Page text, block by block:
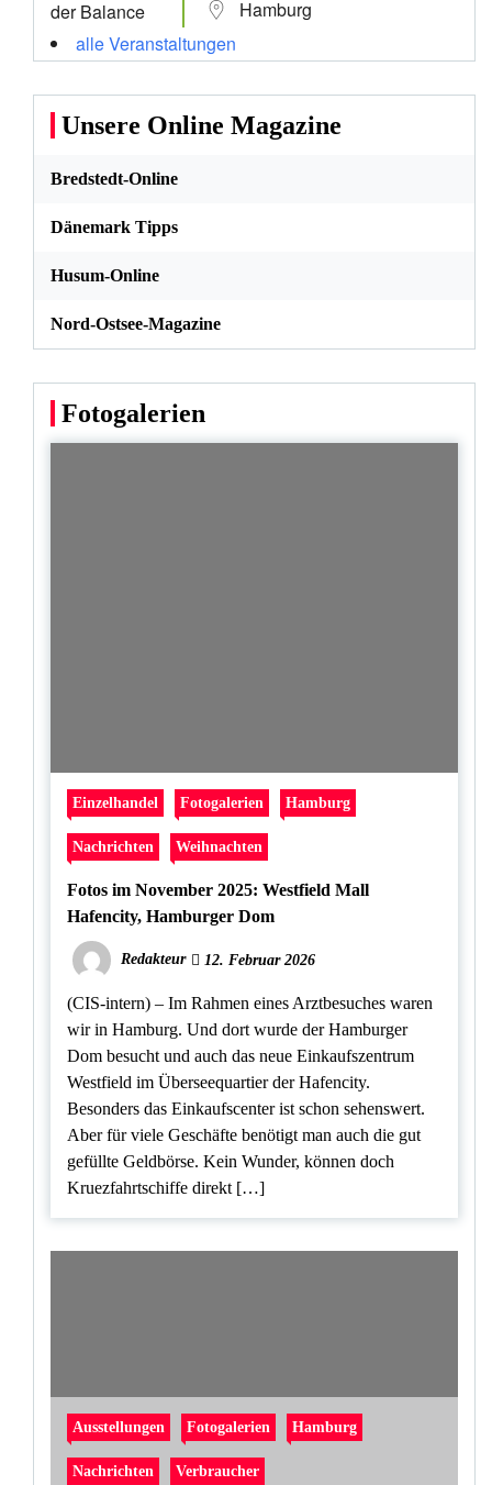
Hamburg
alle Veranstaltungen
Unsere Online Magazine
Bredstedt-Online
Dänemark Tipps
Husum-Online
Nord-Ostsee-Magazine
Fotogalerien
Einzelhandel Fotogalerien Hamburg
Nachrichten Weihnachten
Fotos im November 2025: Westfield Mall
Hafencity, Hamburger Dom
Redakteur 12. Februar 2026
(CIS-intern) – Im Rahmen eines Arztbesuches waren
wir in Hamburg. Und dort wurde der Hamburger
Dom besucht und auch das neue Einkaufszentrum
Westfield im Überseequartier der Hafencity.
Besonders das Einkaufscenter ist schon sehenswert.
Aber für viele Geschäfte benötigt man auch die gut
gefüllte Geldbörse. Kein Wunder, können doch
Kruezfahrtschiffe direkt […]
Ausstellungen Fotogalerien Hamburg
Nachrichten Verbraucher